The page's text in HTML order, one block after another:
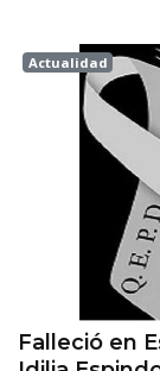
Actualidad
Esperanza
Falleció en